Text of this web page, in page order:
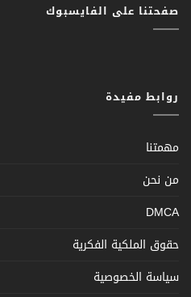
صفحتنا على الفايسبوك
روابط مفيدة
مهمتنا
من نحن
DMCA
حقوق الملكية الفكرية
سياسة الخصوصية